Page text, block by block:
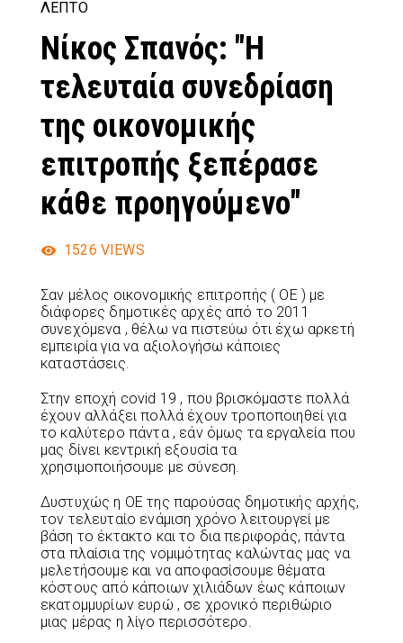
ΛΕΠΤΌ
Νίκος Σπανός: "Η
τελευταία συνεδρίαση
της οικονομικής
επιτροπής ξεπέρασε
κάθε προηγούμενο"
1526 VIEWS
Σαν μέλος οικονομικής επιτροπής ( ΟΕ ) με
διάφορες δημοτικές αρχές από το 2011
συνεχόμενα , θέλω να πιστεύω ότι έχω αρκετή
εμπειρία για να αξιολογήσω κάποιες
καταστάσεις.
Στην εποχή covid 19 , που βρισκόμαστε πολλά
έχουν αλλάξει πολλά έχουν τροποποιηθεί για
το καλύτερο πάντα , εάν όμως τα εργαλεία που
μας δίνει κεντρική εξουσία τα
χρησιμοποιήσουμε με σύνεση.
Δυστυχώς η ΟΕ της παρούσας δημοτικής αρχής,
τον τελευταίο ενάμιση χρόνο λειτουργεί με
βάση το έκτακτο και το δια περιφοράς, πάντα
στα πλαίσια της νομιμότητας καλώντας μας να
μελετήσουμε και να αποφασίσουμε θέματα
κόστους από κάποιων χιλιάδων έως κάποιων
εκατομμυρίων ευρώ , σε χρονικό περιθώριο
μιας μέρας η λίγο περισσότερο.